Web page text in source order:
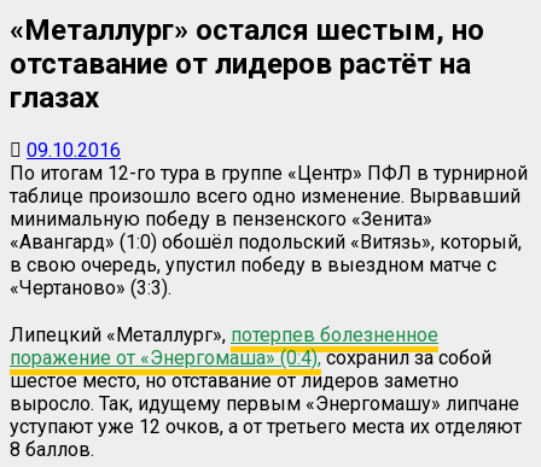
«Металлург» остался шестым, но
отставание от лидеров растёт на
глазах
09.10.2016
По итогам 12-го тура в группе «Центр» ПФЛ в турнирной
таблице произошло всего одно изменение. Вырвавший
минимальную победу в пензенского «Зенита»
«Авангард» (1:0) обошёл подольский «Витязь», который,
в свою очередь, упустил победу в выездном матче с
«Чертаново» (3:3).
Липецкий «Металлург», потерпев болезненное
поражение от «Энергомаша» (0:4),сохранил за собой
шестое место, но отставание от лидеров заметно
выросло. Так, идущему первым «Энергомашу» липчане
уступают уже 12 очков, а от третьего места их отделяют
8 баллов.